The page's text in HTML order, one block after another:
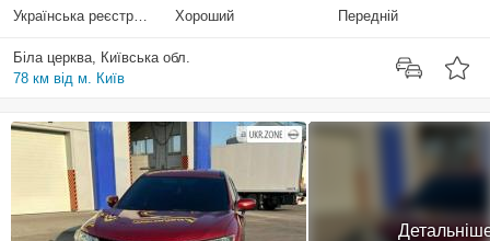
Українська реєстрація
Хороший Передній
Біла церква, Київська обл.
78 км від м. Київ